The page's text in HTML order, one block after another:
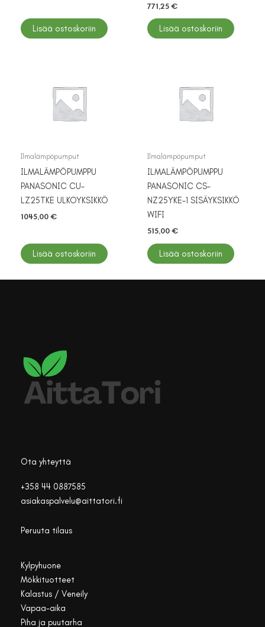
Lisää ostoskoriin
771,25 €
Lisää ostoskoriin
Ilmalämpöpumput
ILMALÄMPÖPUMPPU
PANASONIC CU-
LZ25TKE ULKOYKSIKKÖ
1045,00 €
Lisää ostoskoriin
Ilmalämpöpumput
ILMALÄMPÖPUMPPU
PANASONIC CS-
NZ25YKE-1 SISÄYKSIKKÖ
WIFI
515,00 €
Lisää ostoskoriin
Ota yhteyttä
+358 44 0887585
asiakaspalvelu@aittatori.fi
Peruuta tilaus
Kylpyhuone
Mökkituotteet
Kalastus / Veneily
Vapaa-aika
Piha ja puutarha